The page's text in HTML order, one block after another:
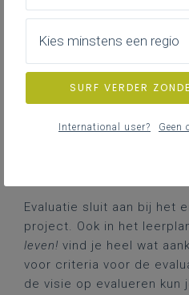
evaluatiegegevens?
Downloads
Contact
Evaluatie sluit aan bij het
project. Ook in het
leven! vind je heel wat
voor criteria voor de
de visie op evalueren kun
Kies minstens een regio
SURF VERDER
International user? Geen